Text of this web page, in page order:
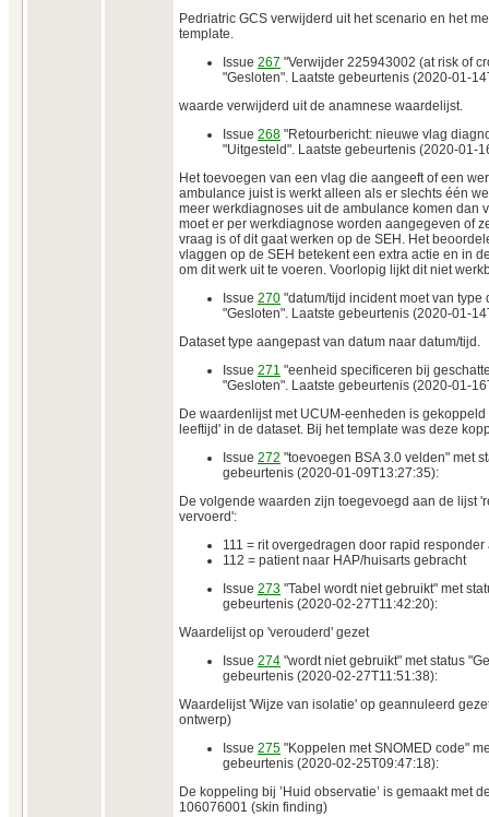
Pedriatric GCS verwijderd uit het scenario en het
template.
Issue 267 "Verwijder 225943002 (at risk of
"Gesloten". Laatste gebeurtenis (2020-01-
waarde verwijderd uit de anamnese waardelijst.
Issue 268 "Retourbericht: nieuwe vlag
"Uitgesteld". Laatste gebeurtenis (2020-01-
Het toevoegen van een vlag die aangeeft of een
ambulance juist is werkt alleen als er slechts één
meer werkdiagnoses uit de ambulance komen dan
moet er per werkdiagnose worden aangegeven of
vraag is of dit gaat werken op de SEH. Het
vlaggen op de SEH betekent een extra actie en in
om dit werk uit te voeren. Voorlopig lijkt dit niet
Issue 270 "datum/tijd incident moet van type
"Gesloten". Laatste gebeurtenis (2020-01-
Dataset type aangepast van datum naar datum/tijd.
Issue 271 "eenheid specificeren bij
"Gesloten". Laatste gebeurtenis (2020-01-
De waardenlijst met UCUM-eenheden is
leeftijd' in de dataset. Bij het template was deze
Issue 272 "toevoegen BSA 3.0 velden" met
gebeurtenis (2020-01-09T13:27:35):
De volgende waarden zijn toegevoegd aan de lijst
vervoerd':
111 = rit overgedragen door rapid
112 = patient naar HAP/huisarts gebracht
Issue 273 "Tabel wordt niet gebruikt" met
gebeurtenis (2020-02-27T11:42:20):
Waardelijst op 'verouderd' gezet
Issue 274 "wordt niet gebruikt" met status
gebeurtenis (2020-02-27T11:51:38):
Waardelijst 'Wijze van isolatie' op geannuleerd
ontwerp)
Issue 275 "Koppelen met SNOMED code"
gebeurtenis (2020-02-25T09:47:18):
De koppeling bij ’Huid observatie’ is gemaakt met
106076001 (skin finding)